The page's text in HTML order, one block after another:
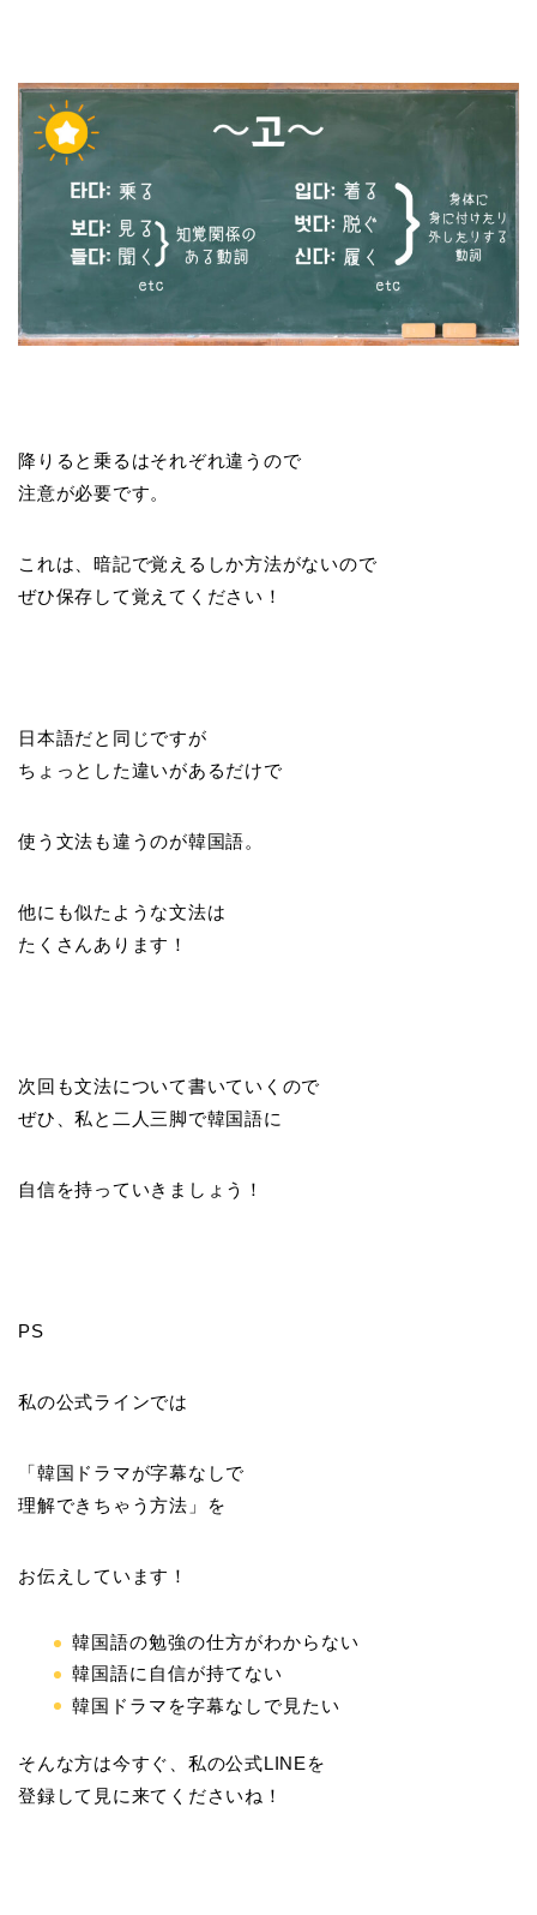
降りると乗るはそれぞれ違うので
注意が必要です。
これは、暗記で覚えるしか方法がないので
ぜひ保存して覚えてください！
日本語だと同じですが
ちょっとした違いがあるだけで
使う文法も違うのが韓国語。
他にも似たような文法は
たくさんあります！
次回も文法について書いていくので
ぜひ、私と二人三脚で韓国語に
自信を持っていきましょう！
PS
私の公式ラインでは
「韓国ドラマが字幕なしで
理解できちゃう方法」を
お伝えしています！
韓国語の勉強の仕方がわからない
韓国語に自信が持てない
韓国ドラマを字幕なしで見たい
そんな方は今すぐ、私の公式LINEを
登録して見に来てくださいね！